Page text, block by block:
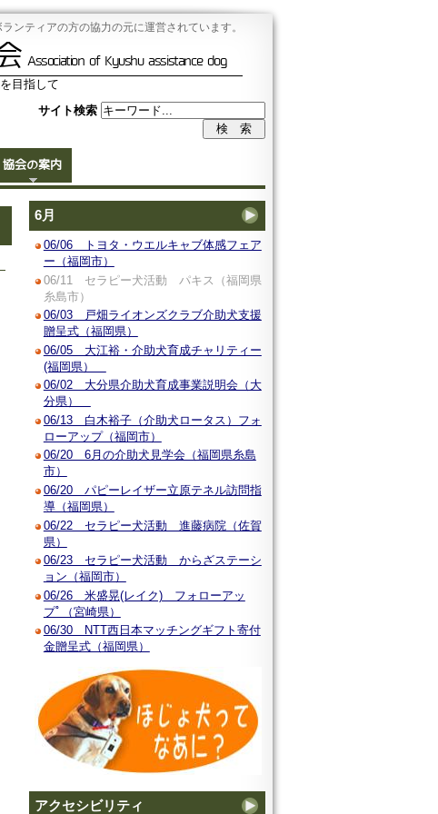
ンティアの方の協力の元に運営されています。
Association of Kyushu assistance dog
目指して
サイト検索
協会の案内
6月
06/06 トヨタ・ウエルキャブ体感フェア
ー（福岡市）
06/11 セラピー犬活動 パキス（福岡県
糸島市）
06/03 戸畑ライオンズクラブ介助犬支援
贈呈式（福岡県）
06/05 大江裕・介助犬育成チャリティー
(福岡県）
06/02 大分県介助犬育成事業説明会（大
分県）
06/13 白木裕子（介助犬ロータス）フォ
ローアップ（福岡市）
06/20 6月の介助犬見学会（福岡県糸島
市）
06/20 パピーレイザー立原テネル訪問指
導（福岡県）
06/22 セラピー犬活動 進藤病院（佐賀
県）
06/23 セラピー犬活動 からざステーシ
ョン（福岡市）
06/26 米盛晃(レイク) フォローアッ
プﾟ（宮崎県）
06/30 NTT西日本マッチングギフト寄付
金贈呈式（福岡県）
アクセシビリティ